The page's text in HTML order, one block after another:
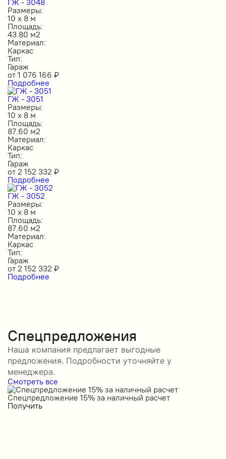
Размеры:
10 х 8 м
Площадь:
43.80 м2
Материал:
Каркас
Тип:
Гараж
от 1 076 166 ₽
Подробнее
ГЖ - 3051
Размеры:
10 х 8 м
Площадь:
87.60 м2
Материал:
Каркас
Тип:
Гараж
от 2 152 332 ₽
Подробнее
ГЖ - 3052
Размеры:
10 х 8 м
Площадь:
87.60 м2
Материал:
Каркас
Тип:
Гараж
от 2 152 332 ₽
Подробнее
Спецпредложения
Наша компания предлагает выгодные
предложения. Подробности уточняйте у
менеджера.
Смотреть все
Спецпредложение 15% за наличный расчет
Получить